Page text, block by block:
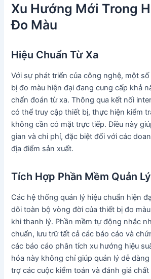
Xu Hướng Mới Trong
Đo Màu
Hiệu Chuẩn Từ Xa
Với sự phát triển của công nghệ, một
bị đo màu hiện đại đang cung cấp khả
chẩn đoán từ xa. Thông qua kết nối
có thể truy cập thiết bị, thực hiện kiểm
không cần có mặt trực tiếp. Điều này
gian và chi phí, đặc biệt đối với các
địa điểm sản xuất.
Tích Hợp Phần Mềm Quản Lý
Các hệ thống quản lý hiệu chuẩn hiện
dõi toàn bộ vòng đời của thiết bị đo
khi thanh lý. Phần mềm tự động nhắc
chuẩn, lưu trữ tất cả các báo cáo và
các báo cáo phân tích xu hướng hiệu
hóa này không chỉ giúp quản lý dễ
trợ các cuộc kiểm toán và đánh giá chất